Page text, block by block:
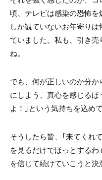
頃、テレビは感染の恐怖
しか観ていないお年寄り
ていました。私も、引き
ね。
でも、何が正しいのか分
にしよう、真心を感じるほ
よ！」という気持ちを込め
そうしたら皆、「来てくれ
を見るだけでほっとするわ
を信じて続けていこうと決